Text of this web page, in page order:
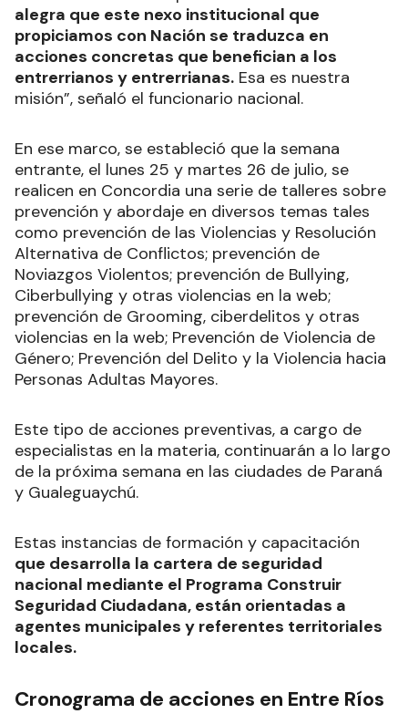
alegra que este nexo institucional que
propiciamos con Nación se traduzca en
acciones concretas que benefician a los
entrerrianos y entrerrianas. Esa es nuestra
misión”, señaló el funcionario nacional.
En ese marco, se estableció que la semana
entrante, el lunes 25 y martes 26 de julio, se
realicen en Concordia una serie de talleres sobre
prevención y abordaje en diversos temas tales
como prevención de las Violencias y Resolución
Alternativa de Conflictos; prevención de
Noviazgos Violentos; prevención de Bullying,
Ciberbullying y otras violencias en la web;
prevención de Grooming, ciberdelitos y otras
violencias en la web; Prevención de Violencia de
Género; Prevención del Delito y la Violencia hacia
Personas Adultas Mayores.
Este tipo de acciones preventivas, a cargo de
especialistas en la materia, continuarán a lo largo
de la próxima semana en las ciudades de Paraná
y Gualeguaychú.
Estas instancias de formación y capacitación
que desarrolla la cartera de seguridad
nacional mediante el Programa Construir
Seguridad Ciudadana, están orientadas a
agentes municipales y referentes territoriales
locales.
Cronograma de acciones en Entre Ríos